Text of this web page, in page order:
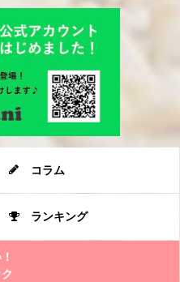
コラム
ランキング